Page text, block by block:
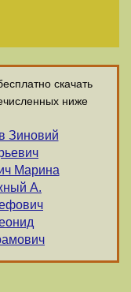
скачать
ниже
Зиновий
Марина
А.